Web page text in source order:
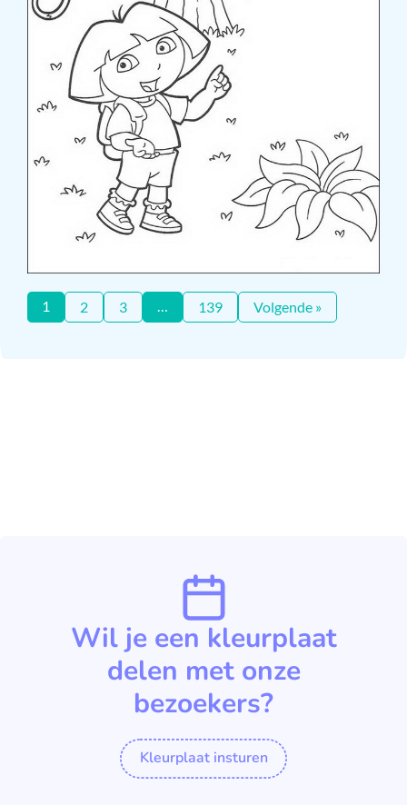
1 2 3 139 Volgende »
Wil je een kleurplaat
delen met onze
bezoekers?
Kleurplaat insturen